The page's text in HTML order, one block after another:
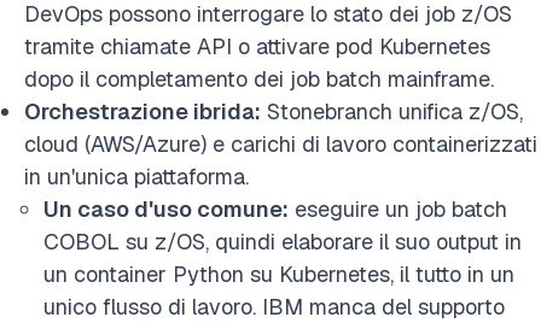
DevOps possono interrogare lo stato dei job z/OS
tramite chiamate API o attivare pod Kubernetes
dopo il completamento dei job batch mainframe.
Orchestrazione ibrida: Stonebranch unifica z/OS,
cloud (AWS/Azure) e carichi di lavoro containerizzati
in un'unica piattaforma.
Un caso d'uso comune: eseguire un job batch
COBOL su z/OS, quindi elaborare il suo output in
un container Python su Kubernetes, il tutto in un
unico flusso di lavoro. IBM manca del supporto